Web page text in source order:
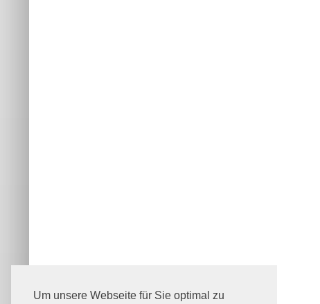
Um unsere Webseite für Sie optimal zu